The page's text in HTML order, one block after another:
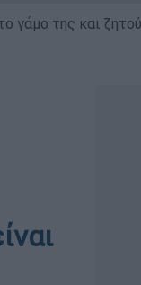
της και